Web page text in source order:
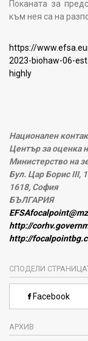
Поканата за
към нея са на
https://
2023-biohaw-06-
highly
Национален
Център за оценка
Министерство на
Бул. Цар Борис III,
1618, София
БЪЛГАРИЯ
http://
http://
СПОДЕЛИ
Facebook
АРХИВ